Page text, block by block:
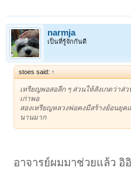
narmja
เป็นที่รู้จักกันดี
stoes said: ↑
เหรียญพอสอลึก ๆ ส่วนให้สังเกตว่าส่
เก่าพอ
สองเหรียญหลวงพ่อคงมีสร้างย้อนยุค
นานมาก
อาจารย์ผมมาช่วยแล้ว อิอิ